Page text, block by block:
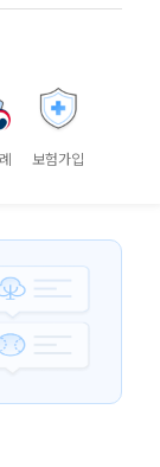
보험가입